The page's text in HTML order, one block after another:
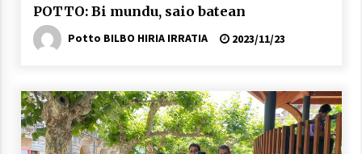
POTTO: Bi mundu, saio batean
Potto BILBO HIRIA IRRATIA 2023/11/23